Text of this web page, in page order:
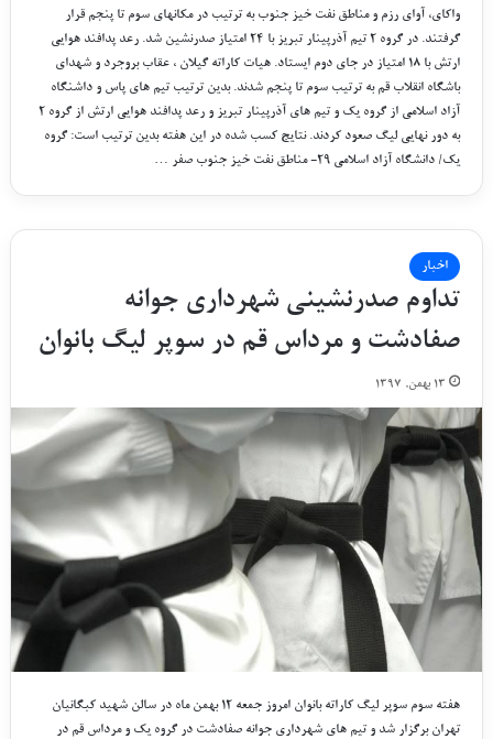
واکای، آوای رزم و مناطق نفت خیز جنوب به ترتیب در مکانهای سوم تا پنجم قرار
گرفتند. در گروه ۲ تیم آذرپینار تبریز با ۲۴ امتیاز صدرنشین شد. رعد پدافند هوایی
ارتش با ۱۸ امتیاز در جای دوم ایستاد. هیات کاراته گیلان ، عقاب بروجرد و شهدای
باشگاه انقلاب قم به ترتیب سوم تا پنجم شدند. بدین ترتیب تیم های پاس و داشنگاه
آزاد اسلامی از گروه یک و تیم های آذرپینار تبریز و رعد پدافند هوایی ارتش از گروه ۲
به دور نهایی لیگ صعود کردند. نتایج کسب شده در این هفته بدین ترتیب است: گروه
یک/ دانشگاه آزاد اسلامی ۲۹- مناطق نفت خیز جنوب صفر …
اخبار
تداوم صدرنشینی شهرداری جوانه
صفادشت و مرداس قم در سوپر لیگ بانوان
۱۳ بهمن, ۱۳۹۷
هفته سوم سوپر لیگ کاراته بانوان امروز جمعه ۱۲ بهمن ماه در سالن شهید کبگانیان
تهران برگزار شد و تیم های شهرداری جوانه صفادشت در گروه یک و مرداس قم در